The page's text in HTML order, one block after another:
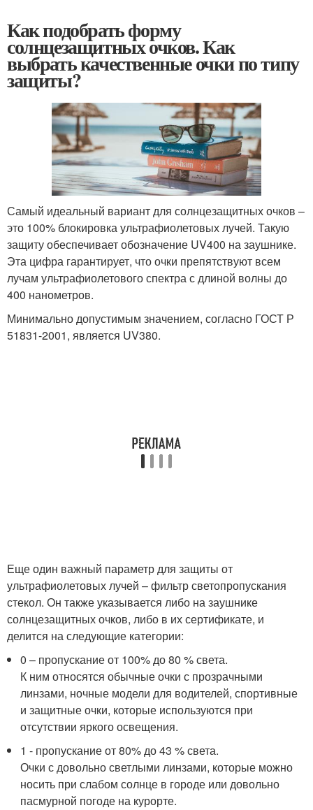
Как подобрать форму
солнцезащитных очков. Как
выбрать качественные очки по типу
защиты?
Самый идеальный вариант для солнцезащитных очков –
это 100% блокировка ультрафиолетовых лучей. Такую
защиту обеспечивает обозначение UV400 на заушнике.
Эта цифра гарантирует, что очки препятствуют всем
лучам ультрафиолетового спектра с длиной волны до
400 нанометров.
Минимально допустимым значением, согласно ГОСТ Р
51831-2001, является UV380.
Еще один важный параметр для защиты от
ультрафиолетовых лучей – фильтр светопропускания
стекол. Он также указывается либо на заушнике
солнцезащитных очков, либо в их сертификате, и
делится на следующие категории:
0 – пропускание от 100% до 80 % света.
К ним относятся обычные очки с прозрачными
линзами, ночные модели для водителей, спортивные
и защитные очки, которые используются при
отсутствии яркого освещения.
1 - пропускание от 80% до 43 % света.
Очки с довольно светлыми линзами, которые можно
носить при слабом солнце в городе или довольно
пасмурной погоде на курорте.